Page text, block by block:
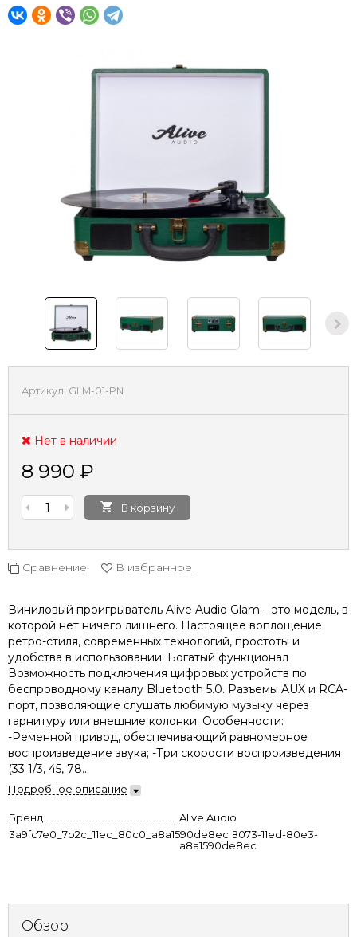
Артикул: GLM-01-PN
Нет в наличии
8 990 ₽
В корзину
Сравнение В избранное
Виниловый проигрыватель Alive Audio Glam – это модель, в
которой нет ничего лишнего. Настоящее воплощение
ретро-стиля, современных технологий, простоты и
удобства в использовании. Богатый функционал
Возможность подключения цифровых устройств по
беспроводному каналу Bluetooth 5.0. Разъемы AUX и RCA-
порт, позволяющие слушать любимую музыку через
гарнитуру или внешние колонки. Особенности:
-Ременной привод, обеспечивающий равномерное
воспроизведение звука; -Три скорости воспроизведения
(33 1/3, 45, 78...
Подробное описание
Бренд
Alive Audio
3a9fc7e0_7b2c_11ec_80c0_a8a1590de8eca4f87663-8073-11ed-80e3-
a8a1590de8ec
Обзор